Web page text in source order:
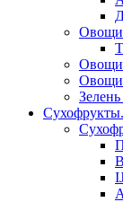
Овощи
Овощи